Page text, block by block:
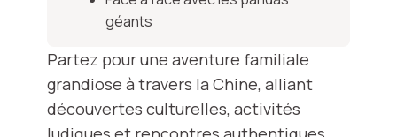
géants
Partez pour une aventure familiale
grandiose à travers la Chine, alliant
découvertes culturelles, activités